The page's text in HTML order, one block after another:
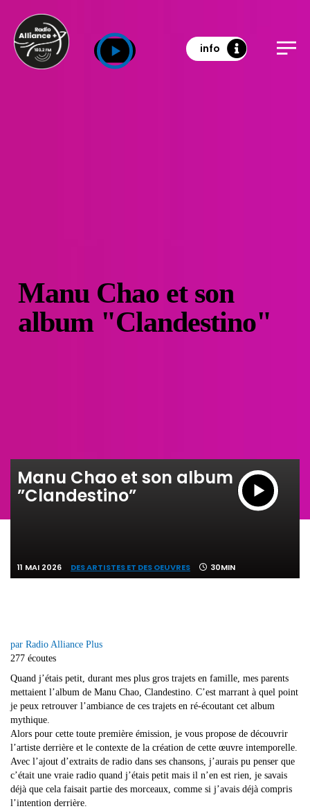
info
Manu Chao et son
album "Clandestino"
Manu Chao et son album
”Clandestino”
11 MAI 2026 DES ARTISTES ET DES OEUVRES 30MIN
par Radio Alliance Plus
277 écoutes
Quand j’étais petit, durant mes plus gros trajets en famille, mes parents
mettaient l’album de Manu Chao, Clandestino. C’est marrant à quel point
je peux retrouver l’ambiance de ces trajets en ré-écoutant cet album
mythique.
Alors pour cette toute première émission, je vous propose de découvrir
l’artiste derrière et le contexte de la création de cette œuvre intemporelle.
Avec l’ajout d’extraits de radio dans ses chansons, j’aurais pu penser que
c’était une vraie radio quand j’étais petit mais il n’en est rien, je savais
déjà que cela faisait partie des morceaux, comme si j’avais déjà compris
l’intention derrière.